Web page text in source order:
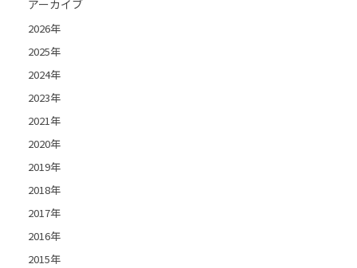
アーカイブ
2026年
2025年
2024年
2023年
2021年
2020年
2019年
2018年
2017年
2016年
2015年